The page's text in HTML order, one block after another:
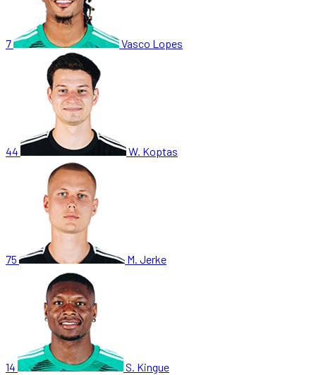
7 Vasco Lopes
44 W. Koptas
75 M. Jerke
14 S. Kingue